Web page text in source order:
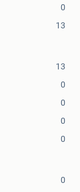
0
13
13
0
0
0
0
0